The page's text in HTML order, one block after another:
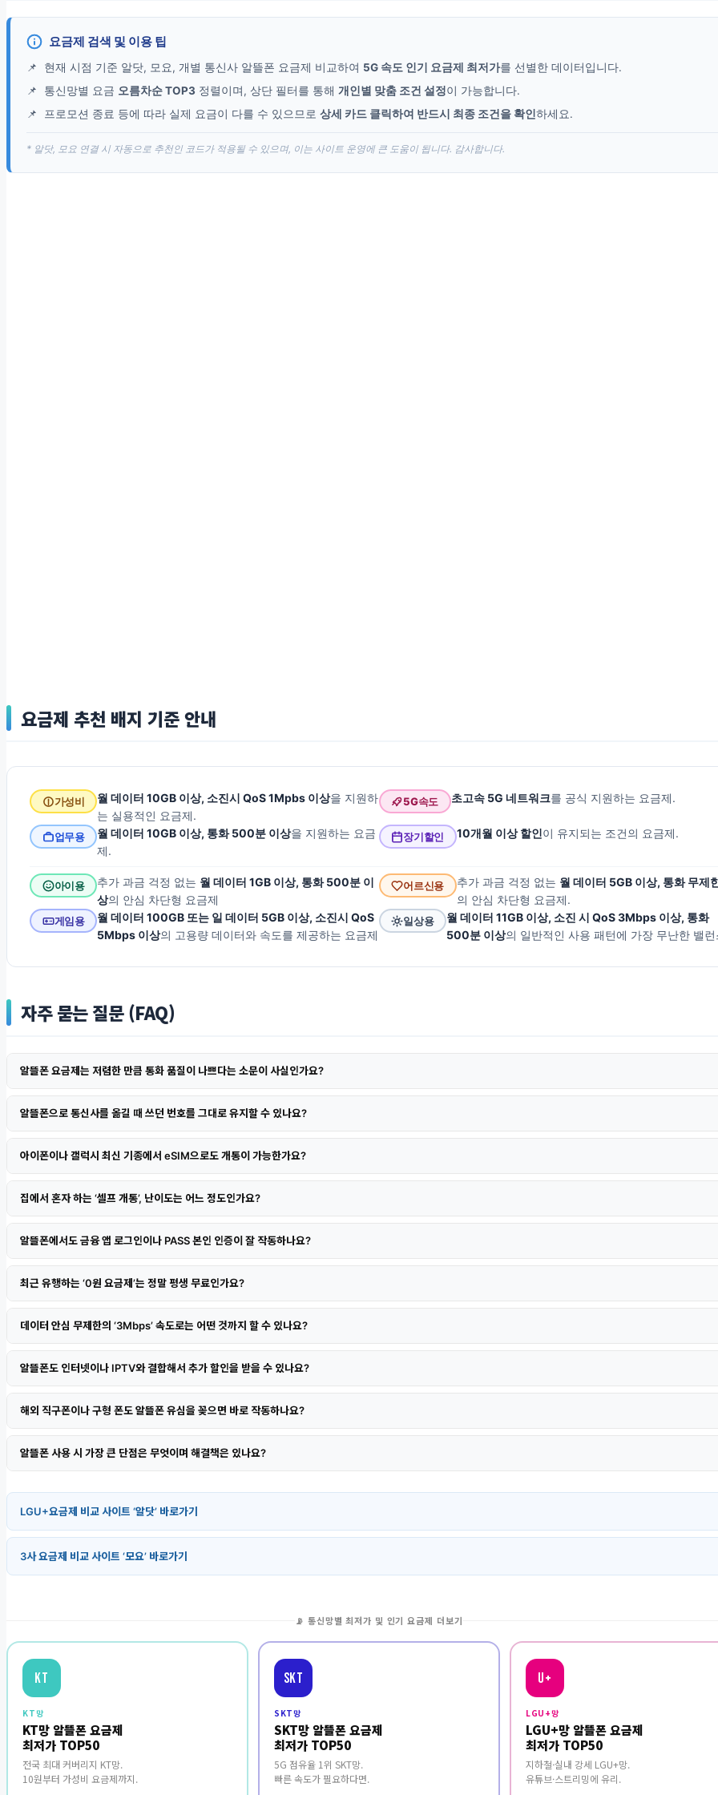
요금제 검색 및 이용 팁
📌 현재 시점 기준 알닷, 모요, 개별 통신사 알뜰폰 요금제 비교하여 5G 속도 인기 요금제 최저가를 선별한 데이터입니다.
📌
통신망별 요금 오름차순 TOP3 정렬이며, 상단 필터를 통해 개인별 맞춤 조건 설정이 가능합니다.
📌
프로모션 종료 등에 따라 실제 요금이 다를 수 있으므로 상세 카드 클릭하여 반드시 최종 조건을 확인하세요.
* 알닷, 모요 연결 시 자동으로 추천인 코드가 적용될 수 있으며, 이는 사이트 운영에 큰 도움이 됩니다. 감사합니다.
요금제 추천 배지 기준 안내
가성비 월 데이터 10GB 이상, 소진시 QoS 1Mpbs 이상을 지원하
는 실용적인 요금제.
5G속도 초고속 5G 네트워크를 공식 지원하는 요금제.
업무용 월 데이터 10GB 이상, 통화 500분 이상을 지원하는 요금
제.
장기할인 10개월 이상 할인이 유지되는 조건의 요금제.
아이용 추가 과금 걱정 없는 월 데이터 1GB 이상, 통화 500분 이
상의 안심 차단형 요금제
어르신용 추가 과금 걱정 없는 월 데이터 5GB 이상, 통화 무제
의 안심 차단형 요금제.
게임용
월 데이터 100GB 또는 일 데이터 5GB 이상, 소진시 QoS
5Mbps 이상의 고용량 데이터와 속도를 제공하는 요금제
일상용
월 데이터 11GB 이상, 소진 시 QoS 3Mbps 이상, 통화
500분 이상의 일반적인 사용 패턴에 가장 무난한 밸런
자주 묻는 질문 (FAQ)
알뜰폰 요금제는 저렴한 만큼 통화 품질이 나쁘다는 소문이 사실인가요?
알뜰폰으로 통신사를 옮길 때 쓰던 번호를 그대로 유지할 수 있나요?
아이폰이나 갤럭시 최신 기종에서 eSIM으로도 개통이 가능한가요?
집에서 혼자 하는 ‘셀프 개통’, 난이도는 어느 정도인가요?
알뜰폰에서도 금융 앱 로그인이나 PASS 본인 인증이 잘 작동하나요?
최근 유행하는 ‘0원 요금제’는 정말 평생 무료인가요?
데이터 안심 무제한의 ‘3Mbps’ 속도로는 어떤 것까지 할 수 있나요?
알뜰폰도 인터넷이나 IPTV와 결합해서 추가 할인을 받을 수 있나요?
해외 직구폰이나 구형 폰도 알뜰폰 유심을 꽂으면 바로 작동하나요?
알뜰폰 사용 시 가장 큰 단점은 무엇이며 해결책은 있나요?
LGU+요금제 비교 사이트 ‘알닷’ 바로가기
3사 요금제 비교 사이트 ‘모요’ 바로가기
📡 통신망별 최저가 및 인기 요금제 더보기
KT
KT망
KT망 알뜰폰 요금제
최저가 TOP50
전국 최대 커버리지 KT망.
10원부터 가성비 요금제까지.
SKT
SKT망
SKT망 알뜰폰 요금제
최저가 TOP50
5G 점유율 1위 SKT망.
빠른 속도가 필요하다면.
U+
LGU+망
LGU+망 알뜰폰 요금제
최저가 TOP50
지하철·실내 강세 LGU+망.
유튜브·스트리밍에 유리.